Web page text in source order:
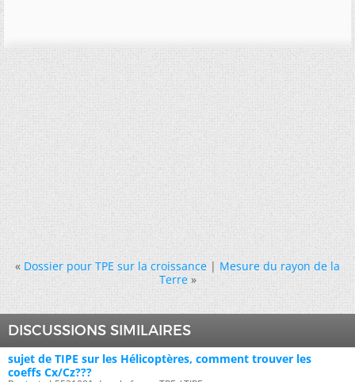
« Dossier pour TPE sur la croissance|Mesure du rayon de la
Terre »
DISCUSSIONS SIMILAIRES
sujet de TIPE sur les Hélicoptères, comment trouver les
coeffs Cx/Cz???